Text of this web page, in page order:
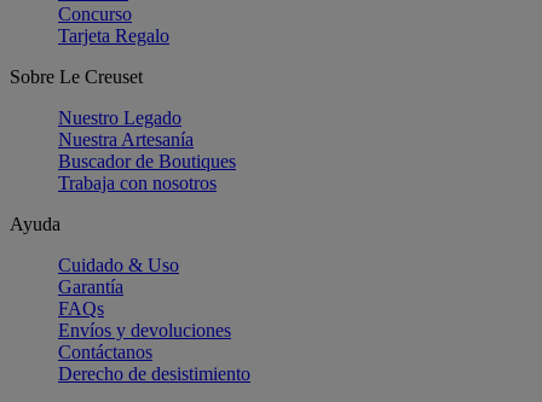
Concurso
Tarjeta Regalo
Sobre Le Creuset
Nuestro Legado
Nuestra Artesanía
Buscador de Boutiques
Trabaja con nosotros
Ayuda
Cuidado & Uso
Garantía
FAQs
Envíos y devoluciones
Contáctanos
Derecho de desistimiento